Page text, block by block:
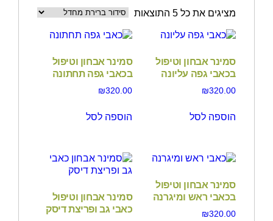
מציגים את כל ⁦5⁩ התוצאות
סמינר אבחון וטיפול
בכאבי גפה עליונה
₪320.00
הוספה לסל
סמינר אבחון וטיפול
בכאבי גפה תחתונה
₪320.00
הוספה לסל
סמינר אבחון וטיפול
בכאבי ראש ומיגרנה
₪320.00
סמינר אבחון וטיפול
כאבי גב ופריצת דיסק